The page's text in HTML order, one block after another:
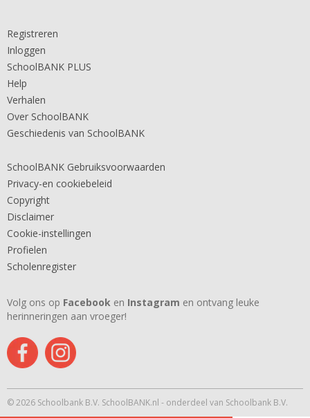
Registreren
Inloggen
SchoolBANK PLUS
Help
Verhalen
Over SchoolBANK
Geschiedenis van SchoolBANK
SchoolBANK Gebruiksvoorwaarden
Privacy-en cookiebeleid
Copyright
Disclaimer
Cookie-instellingen
Profielen
Scholenregister
Volg ons op Facebook en Instagram en ontvang leuke
herinneringen aan vroeger!
© 2026 Schoolbank B.V. SchoolBANK.nl - onderdeel van Schoolbank B.V.